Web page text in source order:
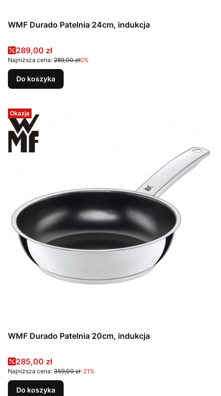
WMF Durado Patelnia 24cm, indukcja
Cena promocyjna
289,00 zł
Najniższa cena: 289,00 zł0%
Do koszyka
Okazja
WMF Durado Patelnia 20cm, indukcja
Cena promocyjna
285,00 zł
Najniższa cena: 359,00 zł-21%
Do koszyka